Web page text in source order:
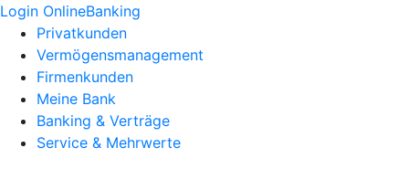
Login OnlineBanking
Privatkunden
Vermögensmanagement
Firmenkunden
Meine Bank
Banking & Verträge
Service & Mehrwerte